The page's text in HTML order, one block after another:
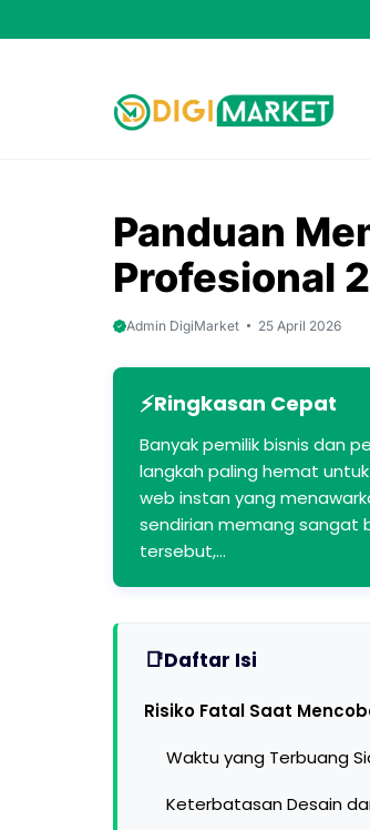
to
Panduan
Profesional
Admin DigiMarket 25 April 2026
Ringkasan Cepat
Banyak pemilik bisnis dan
langkah paling hemat
web instan yang
sendirian memang sangat
tersebut,…
Daftar Isi
Risiko Fatal Saat
Waktu yang Terbuang
Keterbatasan Desain